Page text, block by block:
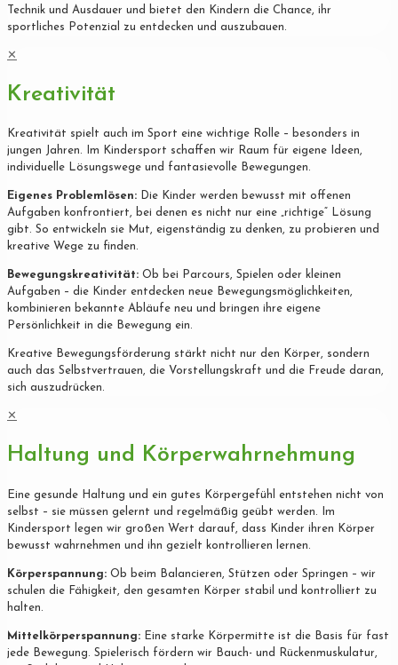
Technik und Ausdauer und bietet den Kindern die Chance, ihr
sportliches Potenzial zu entdecken und auszubauen.
✕
Kreativität
Kreativität spielt auch im Sport eine wichtige Rolle – besonders in
jungen Jahren. Im Kindersport schaffen wir Raum für eigene Ideen,
individuelle Lösungswege und fantasievolle Bewegungen.
Eigenes Problemlösen: Die Kinder werden bewusst mit offenen
Aufgaben konfrontiert, bei denen es nicht nur eine „richtige“ Lösung
gibt. So entwickeln sie Mut, eigenständig zu denken, zu probieren und
kreative Wege zu finden.
Bewegungskreativität: Ob bei Parcours, Spielen oder kleinen
Aufgaben – die Kinder entdecken neue Bewegungsmöglichkeiten,
kombinieren bekannte Abläufe neu und bringen ihre eigene
Persönlichkeit in die Bewegung ein.
Kreative Bewegungsförderung stärkt nicht nur den Körper, sondern
auch das Selbstvertrauen, die Vorstellungskraft und die Freude daran,
sich auszudrücken.
✕
Haltung und Körperwahrnehmung
Eine gesunde Haltung und ein gutes Körpergefühl entstehen nicht von
selbst – sie müssen gelernt und regelmäßig geübt werden. Im
Kindersport legen wir großen Wert darauf, dass Kinder ihren Körper
bewusst wahrnehmen und ihn gezielt kontrollieren lernen.
Körperspannung: Ob beim Balancieren, Stützen oder Springen – wir
schulen die Fähigkeit, den gesamten Körper stabil und kontrolliert zu
halten.
Mittelkörperspannung: Eine starke Körpermitte ist die Basis für fast
jede Bewegung. Spielerisch fördern wir Bauch- und Rückenmuskulatur,